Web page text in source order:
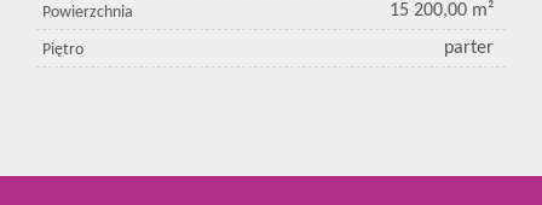
Powierzchnia 15 200,00 m²
Piętro parter